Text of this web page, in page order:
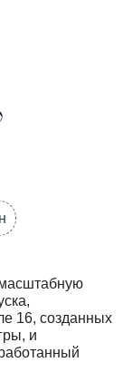
16, созданных
и